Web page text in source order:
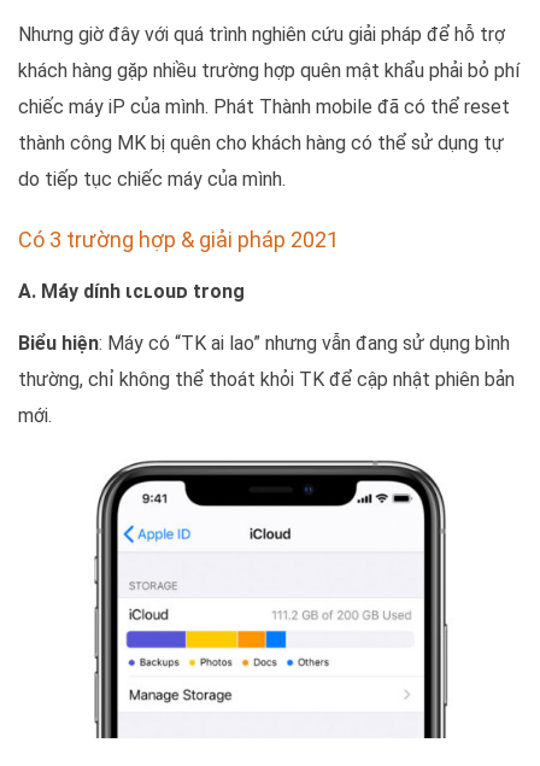
Nhưng giờ đây với quá trình nghiên cứu giải pháp để hỗ trợ
khách hàng gặp nhiều trường hợp quên mật khẩu phải bỏ phí
chiếc máy iP của mình. Phát Thành mobile đã có thể reset
thành công MK bị quên cho khách hàng có thể sử dụng tự
do tiếp tục chiếc máy của mình.
Có 3 trường hợp & giải pháp 2021
A. Máy dính ιcʟouᴅ trong
Biểu hiện: Máy có “TK ai lao” nhưng vẫn đang sử dụng bình
thường, chỉ không thể thoát khỏi TK để cập nhật phiên bản
mới.